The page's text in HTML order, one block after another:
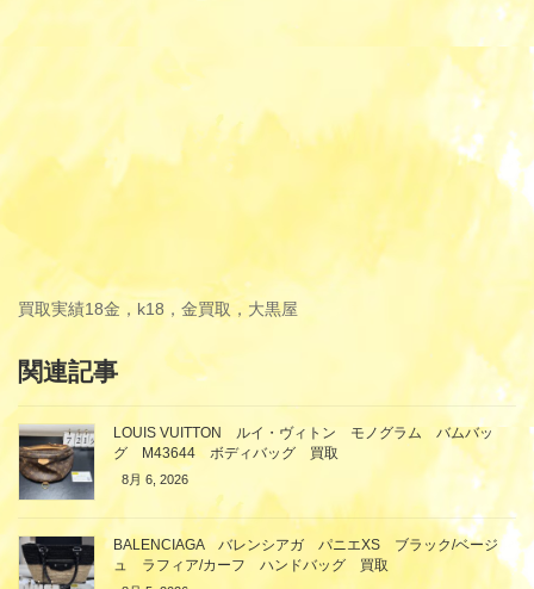
買取実績18金，k18，金買取，大黒屋
関連記事
LOUIS VUITTON ルイ・ヴィトン モノグラム バムバッ
グ M43644 ボディバッグ 買取
8月 6, 2026
BALENCIAGA バレンシアガ パニエXS ブラック/ベージ
ュ ラフィア/カーフ ハンドバッグ 買取